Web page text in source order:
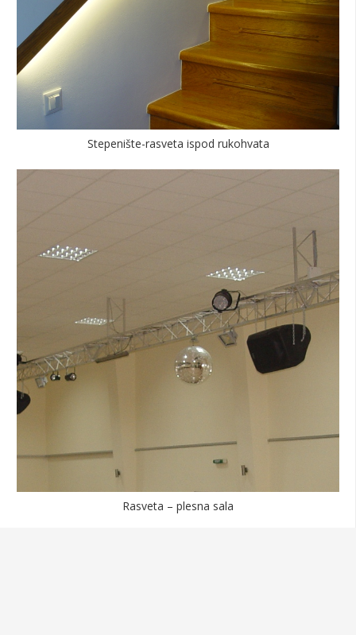
Stepenište-rasveta ispod rukohvata
Rasveta – plesna sala